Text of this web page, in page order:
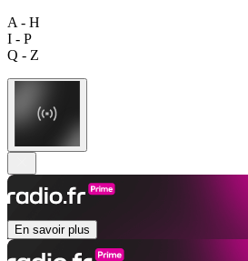
A - H
I - P
Q - Z
En savoir plus